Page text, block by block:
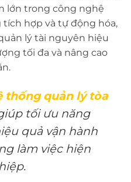
lớn trong công nghệ
tích hợp và tự động hóa,
lý tài nguyên hiệu
tối đa và nâng cao
thống quản lý tòa
tối ưu năng
quả vận hành
làm việc hiện